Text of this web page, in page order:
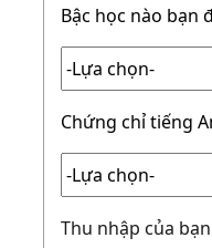
Bậc học nào bạn
Chứng chỉ tiếng
Thu nhập của